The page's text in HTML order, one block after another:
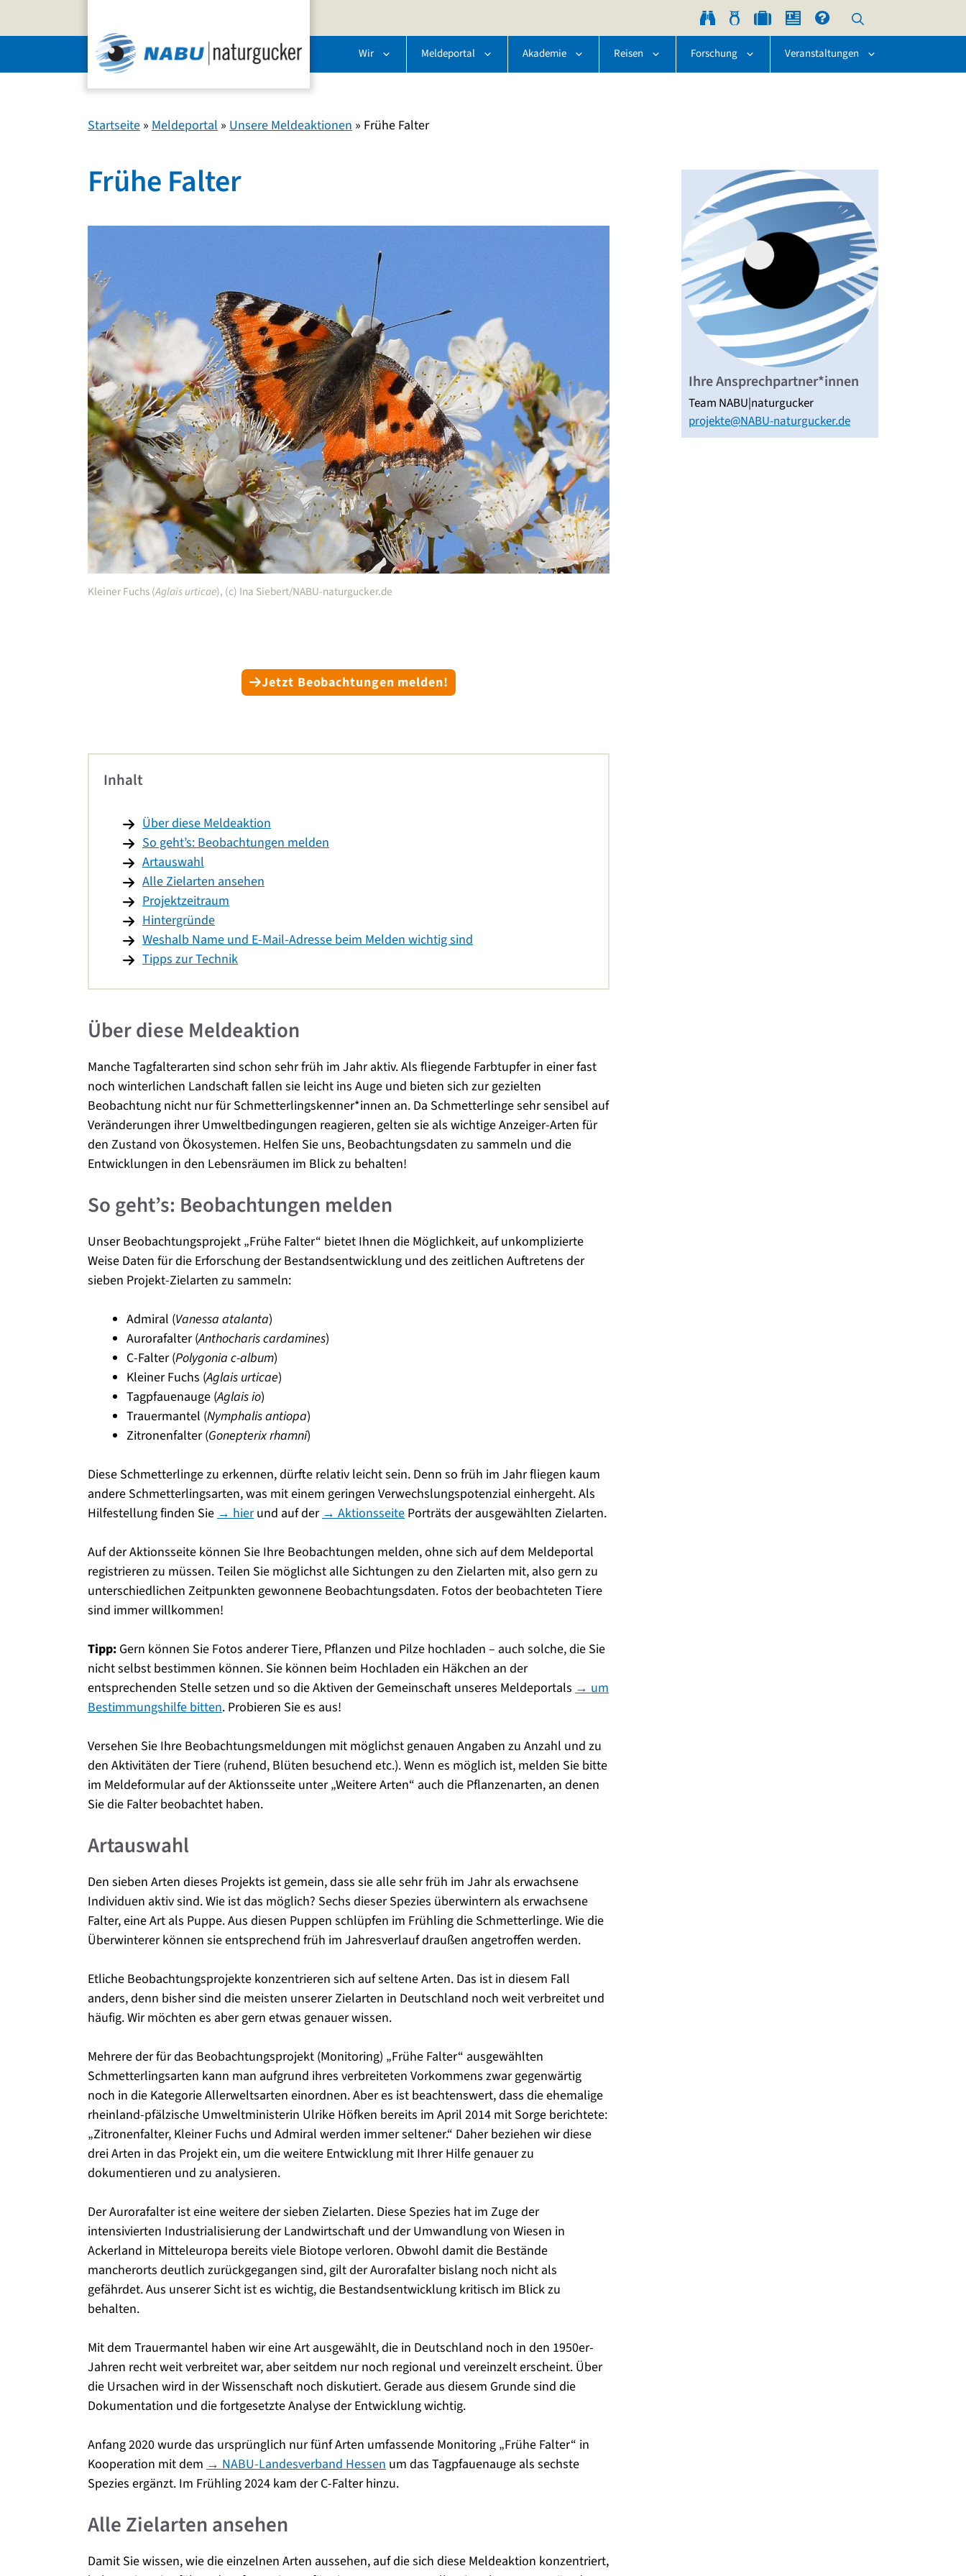
Wir Meldeportal Akademie Reisen Forschung Veranstaltungen
Startseite » Meldeportal » Unsere Meldeaktionen » Frühe Falter
Frühe Falter
Kleiner Fuchs (Aglais urticae), (c) Ina Siebert/NABU-naturgucker.de
Jetzt Beobachtungen melden!
Inhalt
Über diese Meldeaktion
So geht’s: Beobachtungen melden
Artauswahl
Alle Zielarten ansehen
Projektzeitraum
Hintergründe
Weshalb Name und E-Mail-Adresse beim Melden wichtig sind
Tipps zur Technik
Über diese Meldeaktion
Manche Tagfalterarten sind schon sehr früh im Jahr aktiv. Als fliegende Farbtupfer in einer fast
noch winterlichen Landschaft fallen sie leicht ins Auge und bieten sich zur gezielten
Beobachtung nicht nur für Schmetterlingskenner*innen an. Da Schmetterlinge sehr sensibel auf
Veränderungen ihrer Umweltbedingungen reagieren, gelten sie als wichtige Anzeiger-Arten für
den Zustand von Ökosystemen. Helfen Sie uns, Beobachtungsdaten zu sammeln und die
Entwicklungen in den Lebensräumen im Blick zu behalten!
So geht’s: Beobachtungen melden
Unser Beobachtungsprojekt „Frühe Falter“ bietet Ihnen die Möglichkeit, auf unkomplizierte
Weise Daten für die Erforschung der Bestandsentwicklung und des zeitlichen Auftretens der
sieben Projekt-Zielarten zu sammeln:
Admiral (Vanessa atalanta)
Aurorafalter (Anthocharis cardamines)
C-Falter (Polygonia c-album)
Kleiner Fuchs (Aglais urticae)
Tagpfauenauge (Aglais io)
Trauermantel (Nymphalis antiopa)
Zitronenfalter (Gonepterix rhamni)
Diese Schmetterlinge zu erkennen, dürfte relativ leicht sein. Denn so früh im Jahr fliegen kaum
andere Schmetterlingsarten, was mit einem geringen Verwechslungspotenzial einhergeht. Als
Hilfestellung finden Sie→ hierund auf der→ Aktionsseite Porträts der ausgewählten Zielarten.
Auf der Aktionsseite können Sie Ihre Beobachtungen melden, ohne sich auf dem Meldeportal
registrieren zu müssen. Teilen Sie möglichst alle Sichtungen zu den Zielarten mit, also gern zu
unterschiedlichen Zeitpunkten gewonnene Beobachtungsdaten. Fotos der beobachteten Tiere
sind immer willkommen!
Tipp: Gern können Sie Fotos anderer Tiere, Pflanzen und Pilze hochladen – auch solche, die Sie
nicht selbst bestimmen können. Sie können beim Hochladen ein Häkchen an der
entsprechenden Stelle setzen und so die Aktiven der Gemeinschaft unseres Meldeportals → um
Bestimmungshilfe bitten. Probieren Sie es aus!
Versehen Sie Ihre Beobachtungsmeldungen mit möglichst genauen Angaben zu Anzahl und zu
den Aktivitäten der Tiere (ruhend, Blüten besuchend etc.). Wenn es möglich ist, melden Sie bitte
im Meldeformular auf der Aktionsseite unter „Weitere Arten“ auch die Pflanzenarten, an denen
Sie die Falter beobachtet haben.
Artauswahl
Den sieben Arten dieses Projekts ist gemein, dass sie alle sehr früh im Jahr als erwachsene
Individuen aktiv sind. Wie ist das möglich? Sechs dieser Spezies überwintern als erwachsene
Falter, eine Art als Puppe. Aus diesen Puppen schlüpfen im Frühling die Schmetterlinge. Wie die
Überwinterer können sie entsprechend früh im Jahresverlauf draußen angetroffen werden.
Etliche Beobachtungsprojekte konzentrieren sich auf seltene Arten. Das ist in diesem Fall
anders, denn bisher sind die meisten unserer Zielarten in Deutschland noch weit verbreitet und
häufig. Wir möchten es aber gern etwas genauer wissen.
Mehrere der für das Beobachtungsprojekt (Monitoring) „Frühe Falter“ ausgewählten
Schmetterlingsarten kann man aufgrund ihres verbreiteten Vorkommens zwar gegenwärtig
noch in die Kategorie Allerweltsarten einordnen. Aber es ist beachtenswert, dass die ehemalige
rheinland-pfälzische Umweltministerin Ulrike Höfken bereits im April 2014 mit Sorge berichtete:
„Zitronenfalter, Kleiner Fuchs und Admiral werden immer seltener.“ Daher beziehen wir diese
drei Arten in das Projekt ein, um die weitere Entwicklung mit Ihrer Hilfe genauer zu
dokumentieren und zu analysieren.
Der Aurorafalter ist eine weitere der sieben Zielarten. Diese Spezies hat im Zuge der
intensivierten Industrialisierung der Landwirtschaft und der Umwandlung von Wiesen in
Ackerland in Mitteleuropa bereits viele Biotope verloren. Obwohl damit die Bestände
mancherorts deutlich zurückgegangen sind, gilt der Aurorafalter bislang noch nicht als
gefährdet. Aus unserer Sicht ist es wichtig, die Bestandsentwicklung kritisch im Blick zu
behalten.
Mit dem Trauermantel haben wir eine Art ausgewählt, die in Deutschland noch in den 1950er-
Jahren recht weit verbreitet war, aber seitdem nur noch regional und vereinzelt erscheint. Über
die Ursachen wird in der Wissenschaft noch diskutiert. Gerade aus diesem Grunde sind die
Dokumentation und die fortgesetzte Analyse der Entwicklung wichtig.
Anfang 2020 wurde das ursprünglich nur fünf Arten umfassende Monitoring „Frühe Falter“ in
Kooperation mit dem → NABU-Landesverband Hessen um das Tagpfauenauge als sechste
Spezies ergänzt. Im Frühling 2024 kam der C-Falter hinzu.
Alle Zielarten ansehen
Damit Sie wissen, wie die einzelnen Arten aussehen, auf die sich diese Meldeaktion konzentriert,
Ihre Ansprechpartner*innen
Team NABU|naturgucker
projekte@NABU-naturgucker.de